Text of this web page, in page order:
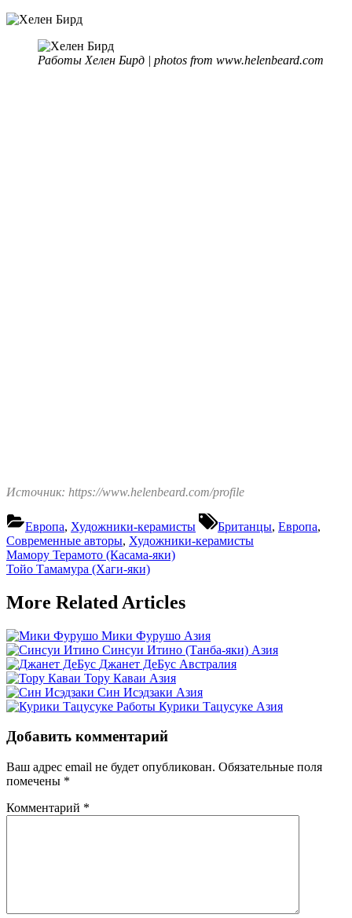
Работы Хелен Бирд | photos from www.helenbeard.com
Источник: https://www.helenbeard.com/profile
Европа, Художники-керамисты
Tags:
Британцы, Европа,
Современные авторы, Художники-керамисты
Навигация
по
записям
Previous
Post:
Мамору Терамото (Касама-яки)
Next
Тойо Тамамура (Хаги-яки)
More Related Articles
Мики Фурушо Азия
Синсуи Итино (Танба-яки) Азия
Джанет ДеБус Австралия
Тору Каваи Азия
Син Исэдзаки Азия
Работы Курики Тацусуке Азия
Добавить комментарий
Ваш адрес email не будет опубликован. Обязательные поля
помечены *
Комментарий *